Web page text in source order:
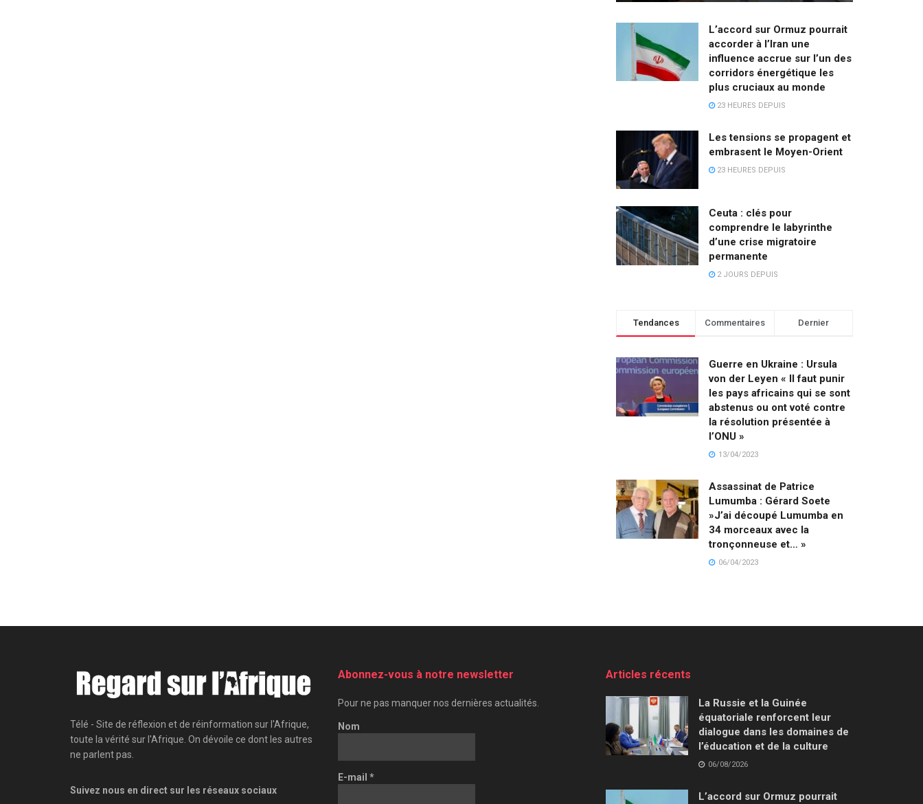
L’accord sur Ormuz pourrait
accorder à l’Iran une
influence accrue sur l’un des
corridors énergétique les
plus cruciaux au monde
23 HEURES DEPUIS
Les tensions se propagent et
embrasent le Moyen-Orient
23 HEURES DEPUIS
Ceuta : clés pour
comprendre le labyrinthe
d’une crise migratoire
permanente
2 JOURS DEPUIS
Tendances Commentaires Dernier
Guerre en Ukraine : Ursula
von der Leyen « Il faut punir
les pays africains qui se sont
abstenus ou ont voté contre
la résolution présentée à
l’ONU »
13/04/2023
Assassinat de Patrice
Lumumba : Gérard Soete
»J’ai découpé Lumumba en
34 morceaux avec la
tronçonneuse et… »
06/04/2023
Télé - Site de réflexion et de réinformation sur l'Afrique,
toute la vérité sur l'Afrique. On dévoile ce dont les autres
ne parlent pas.
Suivez nous en direct sur les réseaux sociaux
Abonnez-vous à notre newsletter
Pour ne pas manquer nos dernières actualités.
Nom
E-mail *
Articles récents
La Russie et la Guinée
équatoriale renforcent leur
dialogue dans les domaines de
l’éducation et de la culture
06/08/2026
L’accord sur Ormuz pourrait